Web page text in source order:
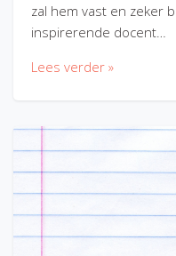
zal hem vast en zeker
inspirerende docent…
Lees verder »